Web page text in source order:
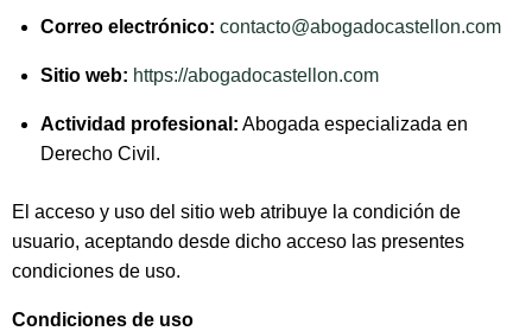
Correo electrónico: contacto@abogadocastellon.com
Sitio web: https://abogadocastellon.com
Actividad profesional: Abogada especializada en
Derecho Civil.
El acceso y uso del sitio web atribuye la condición de
usuario, aceptando desde dicho acceso las presentes
condiciones de uso.
Condiciones de uso